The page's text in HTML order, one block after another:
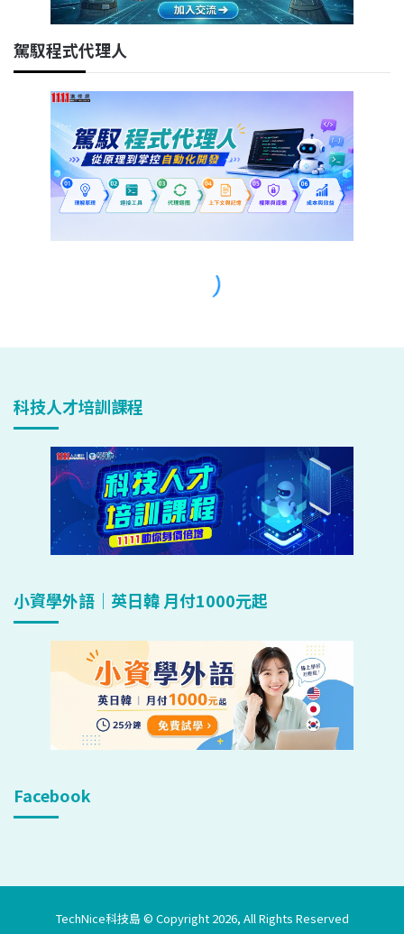
科技人才培訓課程
小資學外語｜英日韓 月付1000元起
Facebook
TechNice科技島 © Copyright 2026, All Rights Reserved